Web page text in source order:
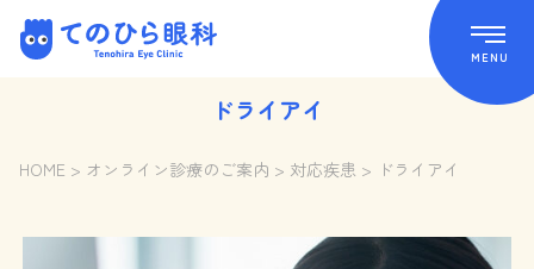
content
MENU
てのひら眼科 Tenohira Eye Clinic
ドライアイ
HOME > オンライン診療のご案内 > 対応疾患 > ドライアイ